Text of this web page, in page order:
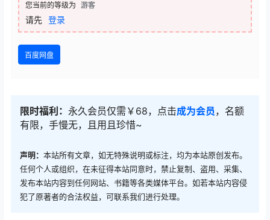
您当前的等级为 游客
请先 登录
百度网盘
限时福利： 永久会员仅需￥68，点击成为会员，名额
有限，手慢无，且用且珍惜~
声明： 本站所有文章，如无特殊说明或标注，均为本站原创发布。
任何个人或组织，在未征得本站同意时，禁止复制、盗用、采集、
发布本站内容到任何网站、书籍等各类媒体平台。如若本站内容侵
犯了原著者的合法权益，可联系我们进行处理。